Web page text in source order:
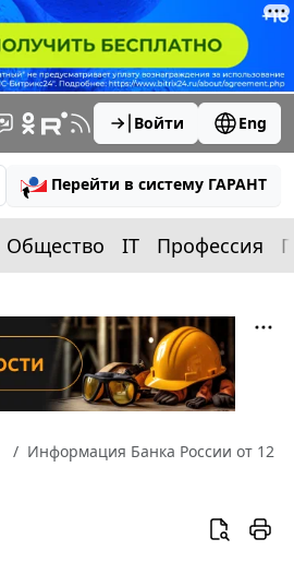
Войти Eng
Перейти в систему ГАРАНТ
Общество IT Профессия
Информация Банка России от 12